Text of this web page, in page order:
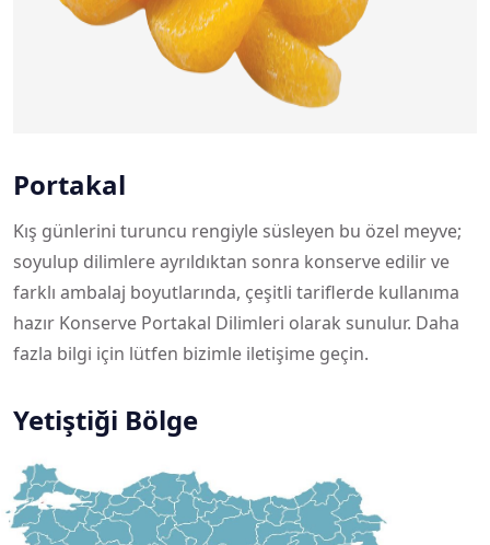
Portakal
Kış günlerini turuncu rengiyle süsleyen bu özel meyve;
soyulup dilimlere ayrıldıktan sonra konserve edilir ve
farklı ambalaj boyutlarında, çeşitli tariflerde kullanıma
hazır Konserve Portakal Dilimleri olarak sunulur. Daha
fazla bilgi için lütfen bizimle iletişime geçin.
Yetiştiği Bölge